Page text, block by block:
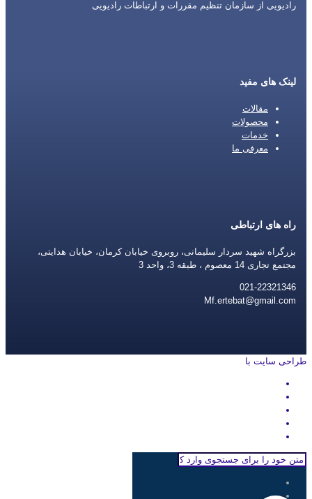
رادیویی از سازمان تنظیم مقررات و ارتباطات رادیویی
لینک های مفید
مقالات
محصولات
خدمات
معرفی ما
راه های ارتباطی
بزرگراه شهید سردار سلیمانی، روبروی خیابان کرمان، خیابان هدایتی،
مجتمع تجاری 14 معصوم ، طبقه 3، واحد 3
021-22321346
Mf.ertebat@gmail.com
طراحی سایت با